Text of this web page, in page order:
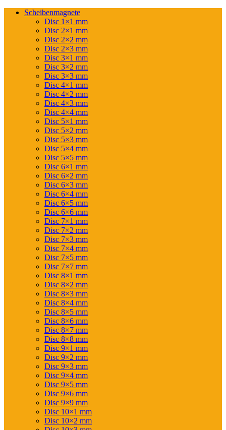
Scheibenmagnete
Disc 1×1 mm
Disc 2×1 mm
Disc 2×2 mm
Disc 2×3 mm
Disc 3×1 mm
Disc 3×2 mm
Disc 3×3 mm
Disc 4×1 mm
Disc 4×2 mm
Disc 4×3 mm
Disc 4×4 mm
Disc 5×1 mm
Disc 5×2 mm
Disc 5×3 mm
Disc 5×4 mm
Disc 5×5 mm
Disc 6×1 mm
Disc 6×2 mm
Disc 6×3 mm
Disc 6×4 mm
Disc 6×5 mm
Disc 6×6 mm
Disc 7×1 mm
Disc 7×2 mm
Disc 7×3 mm
Disc 7×4 mm
Disc 7×5 mm
Disc 7×7 mm
Disc 8×1 mm
Disc 8×2 mm
Disc 8×3 mm
Disc 8×4 mm
Disc 8×5 mm
Disc 8×6 mm
Disc 8×7 mm
Disc 8×8 mm
Disc 9×1 mm
Disc 9×2 mm
Disc 9×3 mm
Disc 9×4 mm
Disc 9×5 mm
Disc 9×6 mm
Disc 9×9 mm
Disc 10×1 mm
Disc 10×2 mm